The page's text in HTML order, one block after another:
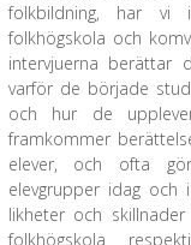
folkbildning, har vi
folkhögskola och
intervjuerna berättar
varför de började
och hur de
framkommer
elever, och ofta
elevgrupper idag
likheter och
folkhögskola